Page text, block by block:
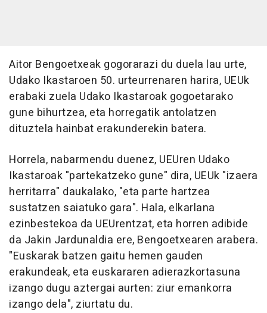
Aitor Bengoetxeak gogorarazi du duela lau urte,
Udako Ikastaroen 50. urteurrenaren harira, UEUk
erabaki zuela Udako Ikastaroak gogoetarako
gune bihurtzea, eta horregatik antolatzen
dituztela hainbat erakunderekin batera.
Horrela, nabarmendu duenez, UEUren Udako
Ikastaroak "partekatzeko gune" dira, UEUk "izaera
herritarra" daukalako, "eta parte hartzea
sustatzen saiatuko gara". Hala, elkarlana
ezinbestekoa da UEUrentzat, eta horren adibide
da Jakin Jardunaldia ere, Bengoetxearen arabera.
"Euskarak batzen gaitu hemen gauden
erakundeak, eta euskararen adierazkortasuna
izango dugu aztergai aurten: ziur emankorra
izango dela", ziurtatu du.